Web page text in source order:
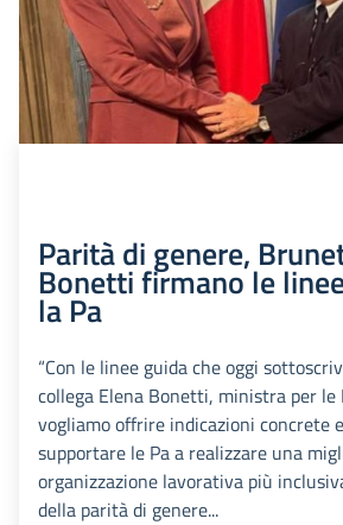
Parità di genere,
Bonetti firmano le
la Pa
“Con le linee guida che oggi
collega Elena Bonetti, ministra per
vogliamo offrire indicazioni concrete
supportare le Pa a realizzare una
organizzazione lavorativa più
della parità di genere...